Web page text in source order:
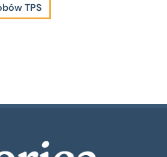
TPS